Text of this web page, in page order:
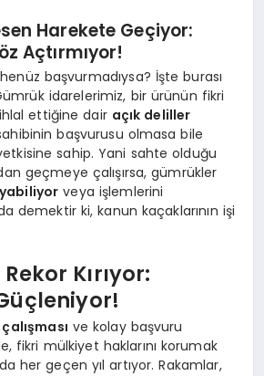
Harekete Geçiyor:
Açtırmıyor!
başvurmadıysa? İşte burası
idarelerimiz, bir ürünün fikri
ettiğine dair açık deliller
başvurusu olmasa bile
sahip. Yani sahte olduğu
geçmeye çalışırsa, gümrükler
veya işlemlerini
demektir ki, kanun kaçaklarının işi
Kırıyor:
ve kolay başvuru
fikri mülkiyet haklarını korumak
her geçen yıl artıyor. Rakamlar,